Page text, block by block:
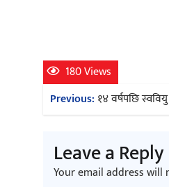
180 Views
Post
navigation
Previous: १४ वर्षपछि
Leave a Reply
Your email address will